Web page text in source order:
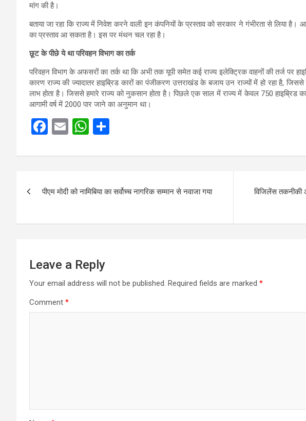
मांग की है।
बताया जा रहा कि राज्य में निवेश करने वाली इन कंपनियों के प्रस्ताव को सरकार ने गंभीरता से लिया
का प्रस्ताव आ सकता है। इस पर मंथन चल रहा है।
छूट के पीछे ये था परिवहन विभाग का तर्क
परिवहन विभाग के अफसरों का तर्क था कि अभी तक यूपी समेत कई राज्य इलेक्ट्रिक वाहनों की तर्ज पर
कारण राज्य की ज्यादातर हाइब्रिड कारों का पंजीकरण उत्तराखंड के बजाय उन राज्यों में हो रहा है,
लाभ होता है। जिससे हमारे राज्य को नुकसान होता है। पिछले एक साल में राज्य में केवल 750 हाइब्रिड
आगामी वर्ष में 2000 पार जाने का अनुमान था।
F
ce
o
k
E
ail
W
at
A
p
ar
navigation
पीएम मोदी को नामिबिया का सर्वोच्च नागरिक सम्मान से नवाजा गया
विजिलेंस तकनीकी
Leave a Reply
Your email address will not be published. Required fields are marked *
Comment *